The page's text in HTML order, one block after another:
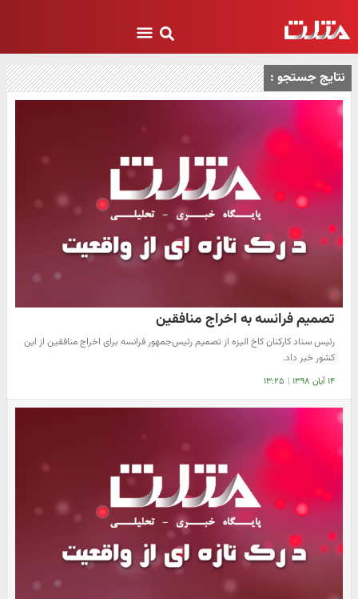
نتایج جستجو :
تصمیم فرانسه به اخراج منافقین
رئیس ستاد کارکنان کاخ الیزه از تصمیم رئیس‌جمهور فرانسه برای اخراج منافقین از این
کشور خبر داد.
۱۴ آبان ۱۳۹۸ | ۱۳:۲۵